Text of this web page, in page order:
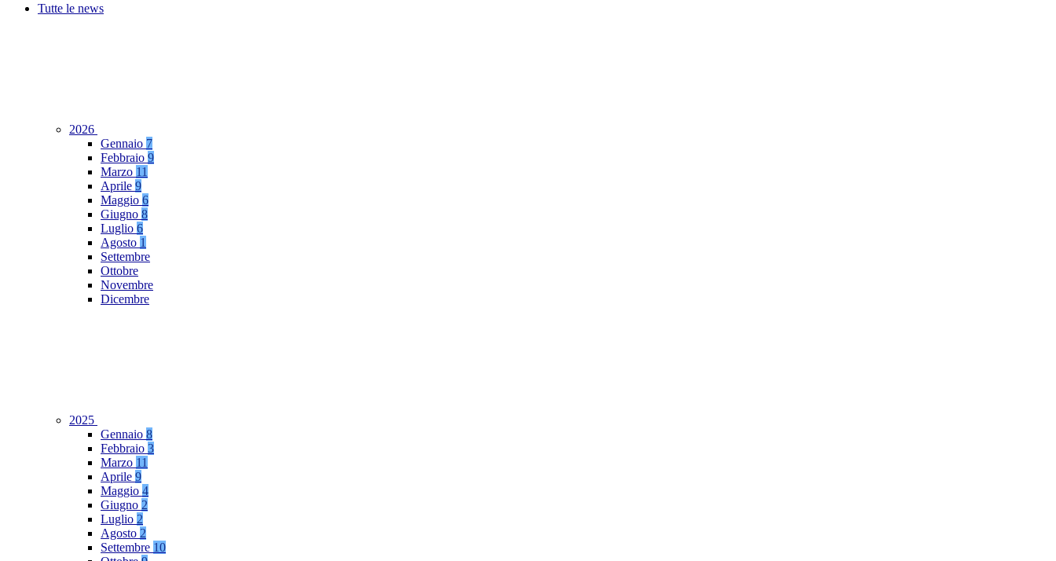
Tutte le news
2026
Gennaio 7
Febbraio 9
Marzo 11
Aprile 9
Maggio 6
Giugno 8
Luglio 6
Agosto 1
Settembre
Ottobre
Novembre
Dicembre
2025
Gennaio 8
Febbraio 3
Marzo 11
Aprile 9
Maggio 4
Giugno 2
Luglio 2
Agosto 2
Settembre 10